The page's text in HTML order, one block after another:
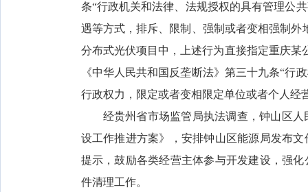
条“行政机关和法律、法规授权的具有管理公
遇等方式，排斥、限制、强制或者变相强制
分布式光伏项目中，上述行为直接指定重庆
《中华人民共和国反垄断法》第三十九条“行
行政权力，限定或者变相限定单位或者个人经
经贵州省市场监管局执法调查，钟山区
设工作推进方案》，安排钟山区能源局发布
提示，鼓励各类经营主体参与开发建设，强
件清理工作。